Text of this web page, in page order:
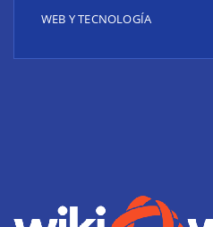
WEB Y TECNOLOGÍA